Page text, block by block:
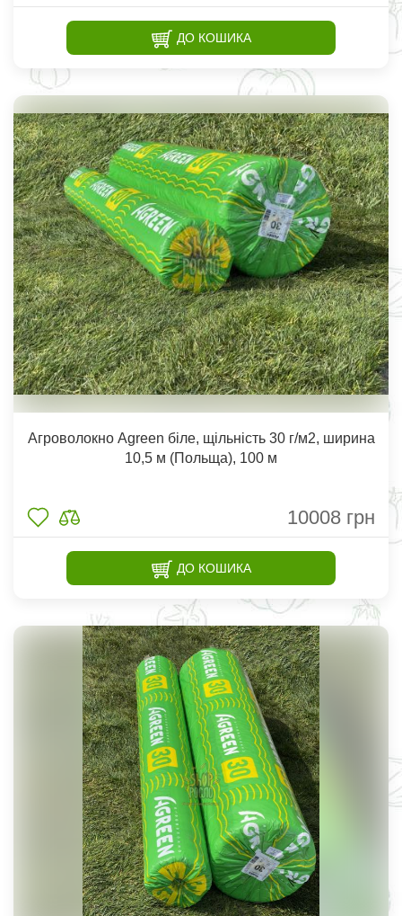
ДО КОШИКА
Агроволокно Agreen біле, щільність 30 г/м2, ширина
10,5 м (Польща), 100 м
10008 грн
ДО КОШИКА